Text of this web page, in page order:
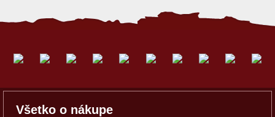
Všetko o nákupe